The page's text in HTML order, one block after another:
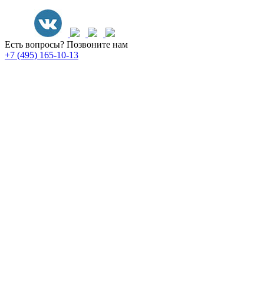
Есть вопросы? Позвоните нам
+7 (495) 165-10-13